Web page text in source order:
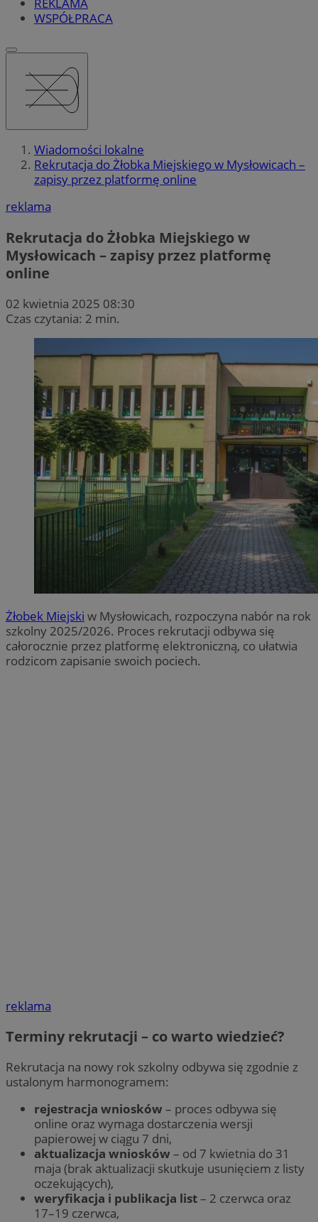
WSPÓŁPRACA
Wiadomości lokalne
Rekrutacja do Żłobka Miejskiego w Mysłowicach –
zapisy przez platformę online
reklama
Rekrutacja do Żłobka Miejskiego w
Mysłowicach – zapisy przez platformę
online
02 kwietnia 2025 08:30
Czas czytania: 2 min.
Żłobek Miejski w Mysłowicach, rozpoczyna nabór na rok
szkolny 2025/2026. Proces rekrutacji odbywa się
całorocznie przez platformę elektroniczną, co ułatwia
rodzicom zapisanie swoich pociech.
reklama
Terminy rekrutacji – co warto wiedzieć?
Rekrutacja na nowy rok szkolny odbywa się zgodnie z
ustalonym harmonogramem:
rejestracja wniosków – proces odbywa się
online oraz wymaga dostarczenia wersji
papierowej w ciągu 7 dni,
aktualizacja wniosków – od 7 kwietnia do 31
maja (brak aktualizacji skutkuje usunięciem z listy
oczekujących),
weryfikacja i publikacja list– 2 czerwca oraz
17–19 czerwca,